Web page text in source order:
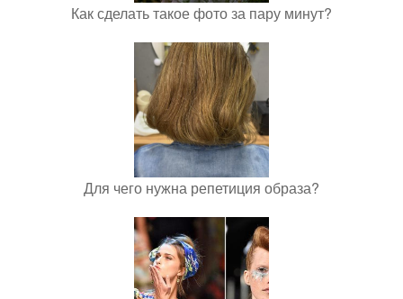
Как сделать такое фото за пару минут?
Для чего нужна репетиция образа?